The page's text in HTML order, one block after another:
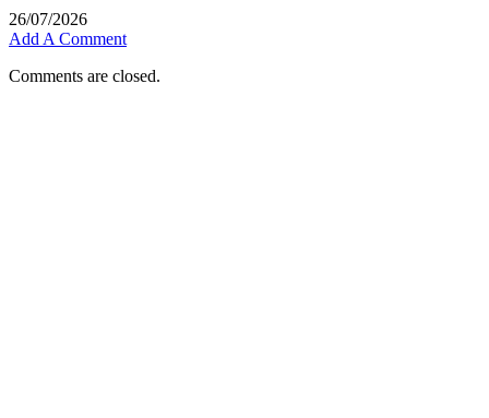
26/07/2026
Add A Comment
Comments are closed.